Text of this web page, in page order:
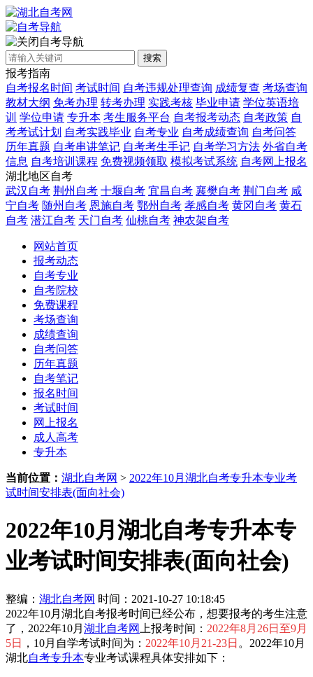
自考导航
搜索
报考指南
自考报名时间 考试时间 自考违规处理查询 成绩复查 考场查询
教材大纲 免考办理 转考办理 实践考核 毕业申请 学位英语培
训 学位申请 专升本 考生服务平台 自考报考动态 自考政策 自
考考试计划 自考实践毕业 自考专业 自考成绩查询 自考问答
历年真题 自考串讲笔记 自考考生手记 自考学习方法 外省自考
信息 自考培训课程 免费视频领取 模拟考试系统 自考网上报名
湖北地区自考
武汉自考 荆州自考 十堰自考 宜昌自考 襄樊自考 荆门自考 咸
宁自考 随州自考 恩施自考 鄂州自考 孝感自考 黄冈自考 黄石
自考 潜江自考 天门自考 仙桃自考 神农架自考
网站首页
报考动态
自考专业
自考院校
免费课程
考场查询
成绩查询
自考问答
历年真题
自考笔记
报名时间
考试时间
网上报名
成人高考
专升本
当前位置： 湖北自考网 > 2022年10月湖北自考专升本专业考
试时间安排表(面向社会)
2022年10月湖北自考专升本专
业考试时间安排表(面向社会)
整编： 湖北自考网 时间：2021-10-27 10:18:45
2022年10月湖北自考报考时间已经公布，想要报考的考生注意
了，2022年10月 湖北自考网 上报考时间： 2022年8月26日至9月
5日
，10月自学考试时间为： 2022年10月21-23日 。2022年10月
湖北自考专升本专业考试课程具体安排如下：